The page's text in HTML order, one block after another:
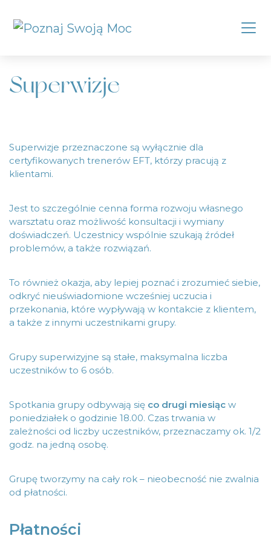
Superwizje
Superwizje przeznaczone są wyłącznie dla
certyfikowanych trenerów EFT, którzy pracują z
klientami.
Jest to szczególnie cenna forma rozwoju własnego
warsztatu oraz możliwość konsultacji i wymiany
doświadczeń. Uczestnicy wspólnie szukają źródeł
problemów, a także rozwiązań.
To również okazja, aby lepiej poznać i zrozumieć siebie,
odkryć nieuświadomione wcześniej uczucia i
przekonania, które wypływają w kontakcie z klientem,
a także z innymi uczestnikami grupy.
Grupy superwizyjne są stałe, maksymalna liczba
uczestników to 6 osób.
Spotkania grupy odbywają się co drugi miesiąc w
poniedziałek o godzinie 18.00. Czas trwania w
zależności od liczby uczestników, przeznaczamy ok. 1/2
godz. na jedną osobę.
Grupę tworzymy na cały rok – nieobecność nie zwalnia
od płatności.
Płatności